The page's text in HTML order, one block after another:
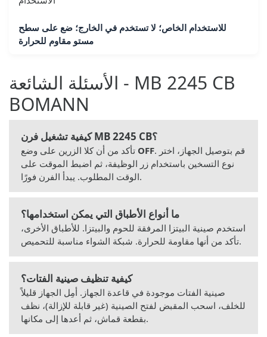
للاستخدام الخاص؛ لا تستخدم في الخارج؛ ضع على سطح
مستو مقاوم للحرارة
الأسئلة الشائعة - MB 2245 CB
BOMANN
كيفية تشغيل فرن MB 2245 CB؟
OFF. قم بتوصيل الجهاز، اختر
نوع التسخين باستخدام زر الوظيفة، ثم اضبط الموقت على
الوقت المطلوب. يبدأ الفرن فورًا.
ما أنواع الأطباق التي يمكن استخدامها؟
استخدم صينية البيتزا المرفقة للحوم والبيتزا. للأطباق الأخرى،
تأكد من أنها مقاومة للحرارة. شبكة الشواء مناسبة للتحميص.
كيفية تنظيف صينية الفتات؟
صينية الفتات موجودة في قاعدة الجهاز. أمِل الجهاز قليلاً
للخلف، اسحب المقبض لفتح الصينية (غير قابلة للإزالة)، نظف
بقطعة قماش، ثم أعدها إلى مكانها.